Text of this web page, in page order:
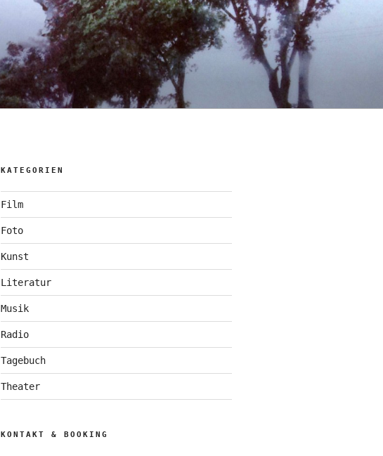
KATEGORIEN
Film
Foto
Kunst
Literatur
Musik
Radio
Tagebuch
Theater
KONTAKT & BOOKING